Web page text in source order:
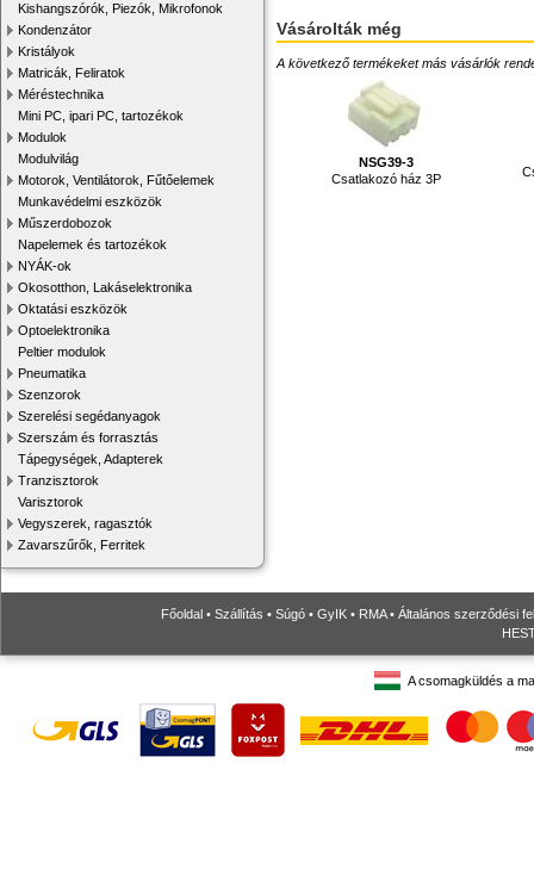
Kishangszórók, Piezók, Mikrofonok
Kondenzátor
Kristályok
Matricák, Feliratok
Méréstechnika
Mini PC, ipari PC, tartozékok
Modulok
Modulvilág
Motorok, Ventilátorok, Fűtőelemek
Munkavédelmi eszközök
Műszerdobozok
Napelemek és tartozékok
NYÁK-ok
Okosotthon, Lakáselektronika
Oktatási eszközök
Optoelektronika
Peltier modulok
Pneumatika
Szenzorok
Szerelési segédanyagok
Szerszám és forrasztás
Tápegységek, Adapterek
Tranzisztorok
Varisztorok
Vegyszerek, ragasztók
Zavarszűrők, Ferritek
Vásárolták még
A következő termékeket más vásárlók
NSG39-3
Csatlakozó ház 3P
Főoldal • Szállítás • Súgó • GyIK • RMA• Általános szerződési
A csomagküldés a